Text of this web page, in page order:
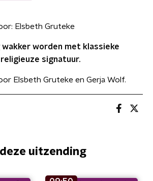
Elsbeth Gruteke
wakker worden met klassieke
signatuur.
Elsbeth Gruteke en Gerja Wolf.
uitzending